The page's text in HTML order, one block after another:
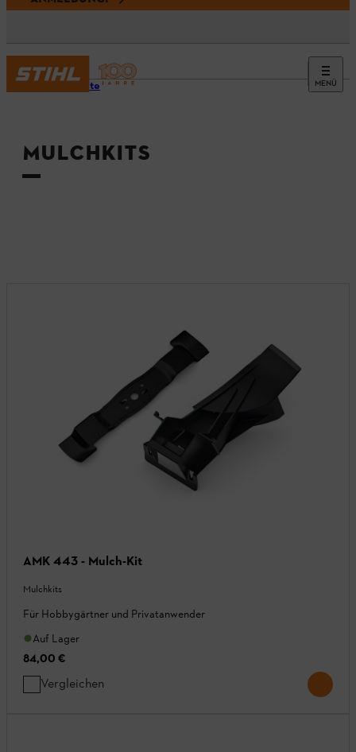
MENÜ
Startseite
MULCHKITS
AMK 443 - Mulch-Kit
Mulchkits
Für Hobbygärtner und Privatanwender
Auf Lager
84,00 €
Vergleichen